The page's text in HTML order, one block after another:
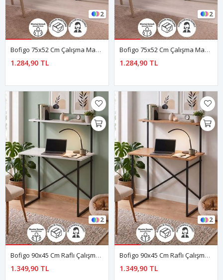
2
Bofigo 75x52 Cm Çalışma Masası Bilgisayar Masası Çocuk Çalışma Masası Ders Masası Nazım Beyaz
1.284,90 TL
2
Bofigo 75x52 Cm Çalışma Masası Bilgisayar Masası Çocuk Çalışma Masası Ders Masası Nazım Çam
1.284,90 TL
2
Bofigo 90x45 Cm Raflı Çalışma Masası Laptop Masası Çocuk Çalışma Masası Ders Masası Atay Beyaz
1.349,90 TL
2
Bofigo 90x45 Cm Raflı Çalışma Masası Laptop Masası Çocuk Çalışma Masası Ders Masası Atay Çam
1.349,90 TL